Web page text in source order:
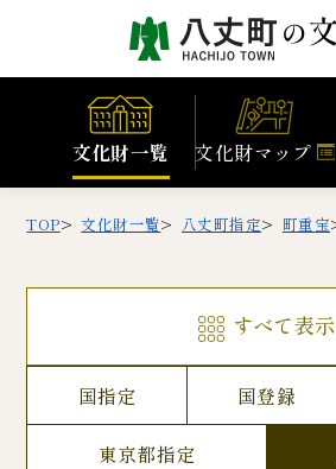
文化財一覧 文化財マップ
TOP 文化財一覧 八丈町指定 町重宝
すべて表示
国指定 国登録
東京都指定